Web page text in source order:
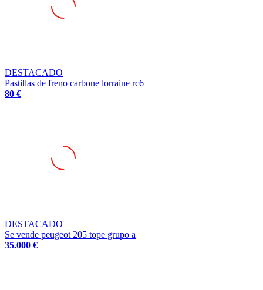
DESTACADO
Pastillas de freno carbone lorraine rc6
80 €
DESTACADO
Se vende peugeot 205 tope grupo a
35.000 €